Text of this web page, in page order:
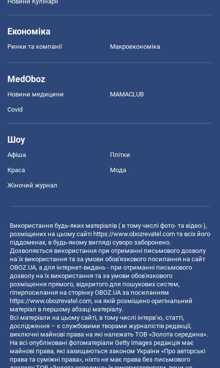
Економіка
Ринки та компанії Макроекономіка
MedOboz
Новини медицини MAMACLUB
Covid
Шоу
Афіша Плітки
Краса Мода
Жіночий журнал
Використання будь-яких матеріалів ( в тому числі фото- та відео-),
розміщених на цьому сайті https://www.obozrevatel.com та всіх його
піддоменах, в будь-якому вигляді суворо заборонено.
Дозволяється використання при отриманні письмового дозволу
на їх використання та за умови обов'язкового посилання на сайт
OBOZ.UA, а для інтернет-видань - при отриманні письмового
дозволу на їх використання та за умови обов'язкового
розміщення прямого, відкритого для пошукових систем,
гіперпосилання на сторінку OBOZ.UA за посиланням
https://www.obozrevatel.com, на якій розміщено оригінальний
матеріал в першому абзаці матеріалу.
Всі матеріали на цьому сайті, в тому числі інтерв’ю, статті,
дослідження – є службовими творами журналістів редакції,
виключні майнові права на які належать ТОВ «Золота середина».
На всі опубліковані фотоматеріали Getty Images редакція має
майнові права, які захищаються законом України «Про авторські
права та суміжні права», ніхто не має права без письмового